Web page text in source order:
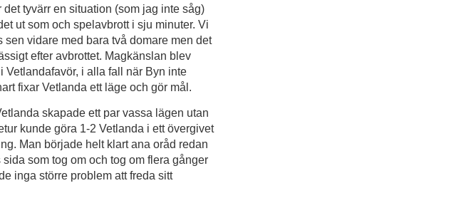
tyvärr en situation (som jag inte såg)
ut som och spelavbrott i sju minuter. Vi
vidare med bara två domare men det
efter avbrottet. Magkänslan blev
Vetlandafavör, i alla fall när Byn inte
fixar Vetlanda ett läge och gör mål.
skapade ett par vassa lägen utan
kunde göra 1-2 Vetlanda i ett övergivet
Man började helt klart ana oråd redan
som tog om och tog om flera gånger
inga större problem att freda sitt